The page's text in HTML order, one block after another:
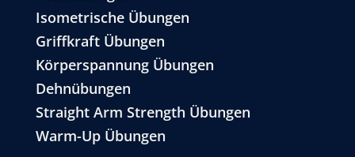
Isometrische Übungen
Griffkraft Übungen
Körperspannung Übungen
Dehnübungen
Straight Arm Strength Übungen
Warm-Up Übungen